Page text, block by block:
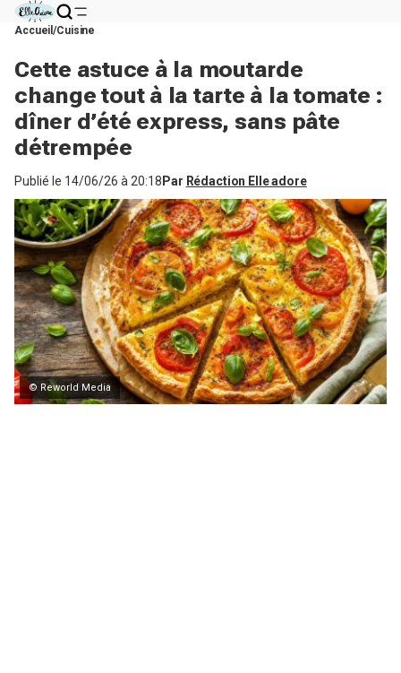
Accueil Cuisine
Cette astuce à la moutarde
change tout à la tarte à la tomate :
dîner d’été express, sans pâte
détrempée
Publié le 14/06/26 à 20:18 Par Rédaction Elle adore
© Reworld Media